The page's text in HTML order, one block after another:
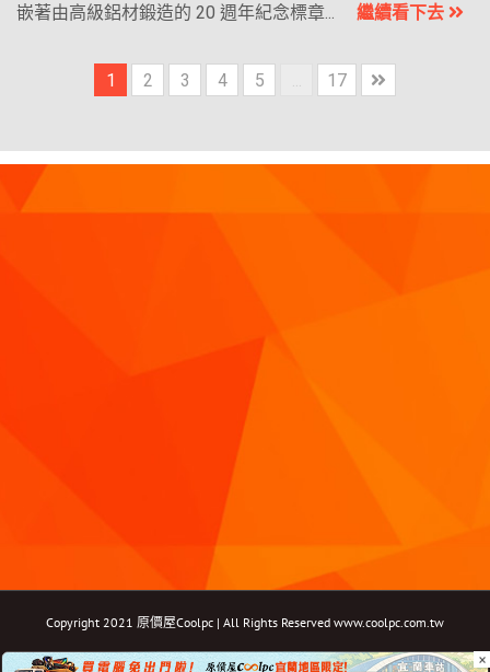
嵌著由高級鋁材鍛造的 20 週年紀念標章... 繼續看下去
1 2 3 4 5 17
Copyright 2021 原價屋Coolpc | All Rights Reserved www.coolpc.com.tw
FacebookInstagramYouTubeTwitterEmail: ×